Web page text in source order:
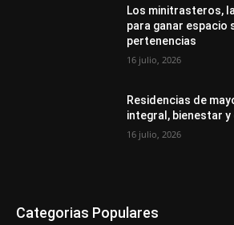
Los minitrasteros,
para ganar espacio
pertenencias
16 julio, 2026
Residencias de
integral, bienestar y
16 julio, 2026
Categorias Populares